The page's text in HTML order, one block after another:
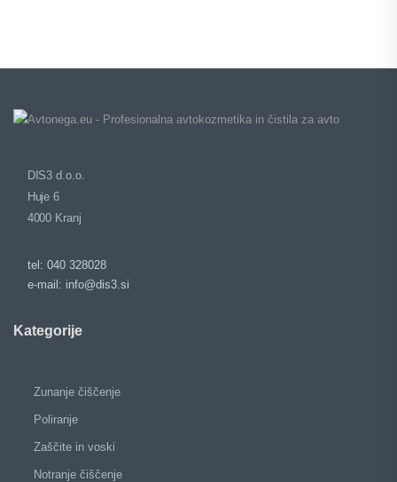
DIS3 d.o.o.
Huje 6
4000 Kranj
tel: 040 328028
e-mail: info@dis3.si
Kategorije
Zunanje čiščenje
Poliranje
Zaščite in voski
Notranje čiščenje